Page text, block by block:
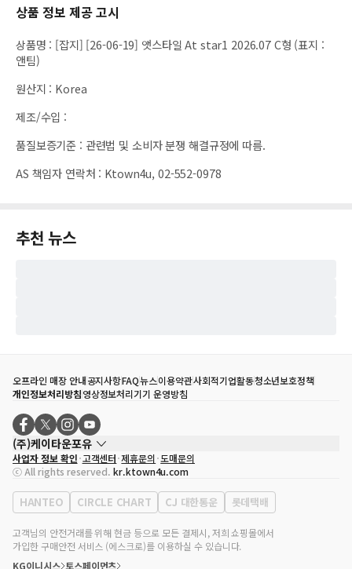
상품 정보 제공 고시
상품명 : [잡지] [26-06-19] 앳스타일 At star1 2026.07 C형 (표지 :
앤팀)
원산지 : Korea
제조/수입 :
품질보증기준 : 관련법 및 소비자 분쟁 해결규정에 따름.
AS 책임자 연락처 : Ktown4u, 02-552-0978
추천 뉴스
오프라인 매장 안내공지사항FAQ뉴스이용약관사회적기업활동청소년보호정책
개인정보처리방침영상정보처리기기 운영방침
(주)케이타운포유
대표자
송효민
사업자등록번호
120-87-71116
통신판매업 신고번호 제2011-서울강남-02223
대표전화
02-552-9855
사업자 정보 확인 고객센터 제휴문의 도매문의
ⓒ All rights reserved. kr.ktown4u.com
HANTEO CIRCLE CHART CJ 대한통운 롯데택배
고객님의 안전거래를 위해 현금 등으로 모든 결제시, 저희 쇼핑몰에서
가입한 구매안전 서비스 (에스크로)를 이용하실 수 있습니다.
KG이니시스 토스페이먼츠